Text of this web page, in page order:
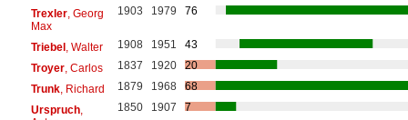
Trexler, Georg
Max
1903 1979 76
Triebel, Walter 1908 1951
43
Troyer, Carlos 1837 1920
20
Trunk, Richard 1879 1968
68
Urspruch,
1850 1907 7